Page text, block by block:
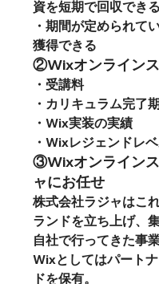
資を短期で回収でき
・期間が定められて
獲得できる
②Wixオンライン
・受講料
・カリキュラム完了
・Wix実装の実績
・Wixレジェンドレ
③Wixオンライン
ャにお任せ
株式会社ラジャはこ
ランドを立ち上げ、
自社で行ってきた事
Wixとしてはパート
ドを保有。